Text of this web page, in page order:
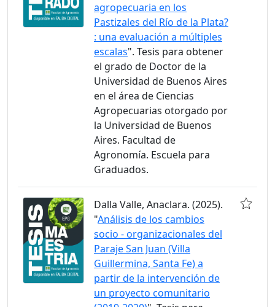
agropecuaria en los
Pastizales del Río de la Plata?
: una evaluación a múltiples
escalas". Tesis para obtener
el grado de Doctor de la
Universidad de Buenos Aires
en el área de Ciencias
Agropecuarias otorgado por
la Universidad de Buenos
Aires. Facultad de
Agronomía. Escuela para
Graduados.
Dalla Valle, Anaclara. (2025).
"Análisis de los cambios
socio - organizacionales del
Paraje San Juan (Villa
Guillermina, Santa Fe) a
partir de la intervención de
un proyecto comunitario